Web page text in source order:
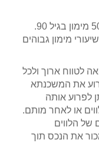
– 15% בגיל 55 עד 50% מימון בגיל 90.
מימון גבוהים
לטווח ארוך ולכל
את המשכנתא
לפרוע אותה
או לאחר מותם.
הלווים
את הנכס תוך